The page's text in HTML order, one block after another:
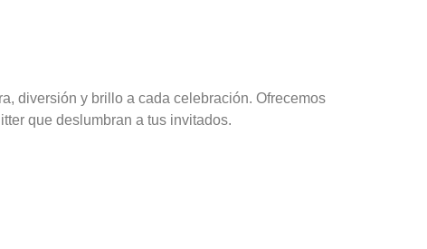
diversión y brillo a cada celebración. Ofrecemos
que deslumbran a tus invitados.